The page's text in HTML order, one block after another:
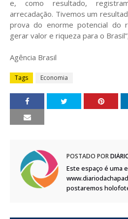
e, como resultado,
arrecadação. Tivemos um
prova do enorme potencial do
gerar valor e riqueza para o
Agência Brasil
Tags Economia
POSTADO POR
Este espaço é uma
postaremos